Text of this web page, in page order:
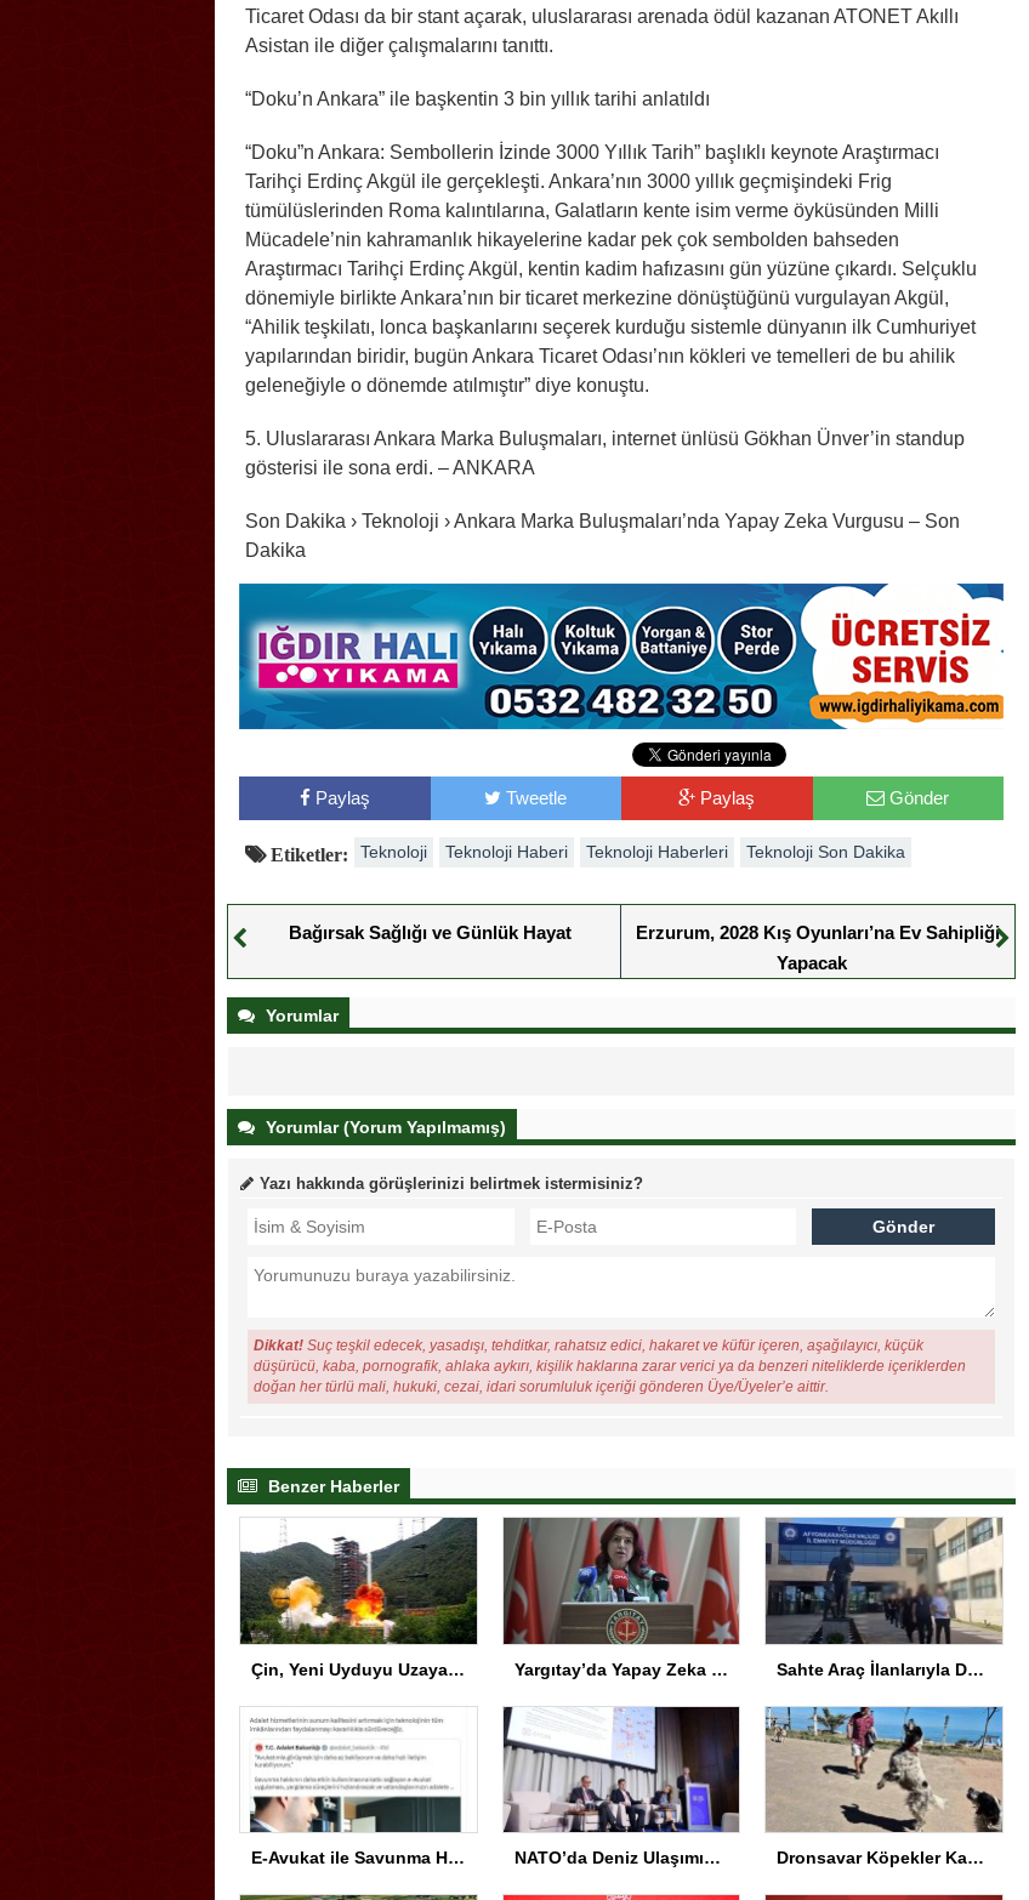
Ticaret Odası da bir stant açarak, uluslararası arenada ödül kazanan ATONET Akıllı
Asistan ile diğer çalışmalarını tanıttı.
“Doku’n Ankara” ile başkentin 3 bin yıllık tarihi anlatıldı
“Doku”n Ankara: Sembollerin İzinde 3000 Yıllık Tarih” başlıklı keynote Araştırmacı
Tarihçi Erdinç Akgül ile gerçekleşti. Ankara’nın 3000 yıllık geçmişindeki Frig
tümülüslerinden Roma kalıntılarına, Galatların kente isim verme öyküsünden Milli
Mücadele’nin kahramanlık hikayelerine kadar pek çok sembolden bahseden
Araştırmacı Tarihçi Erdinç Akgül, kentin kadim hafızasını gün yüzüne çıkardı. Selçuklu
dönemiyle birlikte Ankara’nın bir ticaret merkezine dönüştüğünü vurgulayan Akgül,
“Ahilik teşkilatı, lonca başkanlarını seçerek kurduğu sistemle dünyanın ilk Cumhuriyet
yapılarından biridir, bugün Ankara Ticaret Odası’nın kökleri ve temelleri de bu ahilik
geleneğiyle o dönemde atılmıştır” diye konuştu.
5. Uluslararası Ankara Marka Buluşmaları, internet ünlüsü Gökhan Ünver’in standup
gösterisi ile sona erdi. – ANKARA
Son Dakika › Teknoloji › Ankara Marka Buluşmaları’nda Yapay Zeka Vurgusu – Son
Dakika
Paylaş Tweetle Paylaş Gönder
Etiketler: Teknoloji Teknoloji Haberi Teknoloji Haberleri Teknoloji Son Dakika
Bağırsak Sağlığı ve Günlük Hayat
Erzurum, 2028 Kış Oyunları’na Ev Sahipliği
Yapacak
Yorumlar
Yorumlar (Yorum Yapılmamış)
Yazı hakkında görüşlerinizi belirtmek istermisiniz?
Dikkat! Suç teşkil edecek, yasadışı, tehditkar, rahatsız edici, hakaret ve küfür içeren, aşağılayıcı, küçük
düşürücü, kaba, pornografik, ahlaka aykırı, kişilik haklarına zarar verici ya da benzeri niteliklerde içeriklerden
doğan her türlü mali, hukuki, cezai, idari sorumluluk içeriği gönderen Üye/Üyeler’e aittir.
Benzer Haberler
Çin, Yeni Uyduyu Uzaya Gönderdi Yargıtay’da Yapay Zeka Sempozyumu Düzenlendi Sahte Araç İlanlarıyla Dolandırıcılık: 11 Gözaltı
E-Avukat ile Savunma Hakkı Gelişiyor NATO’da Deniz Ulaşımında Siber Güvenlik Vurgusu Dronsavar Köpekler Kapısuyu’nda